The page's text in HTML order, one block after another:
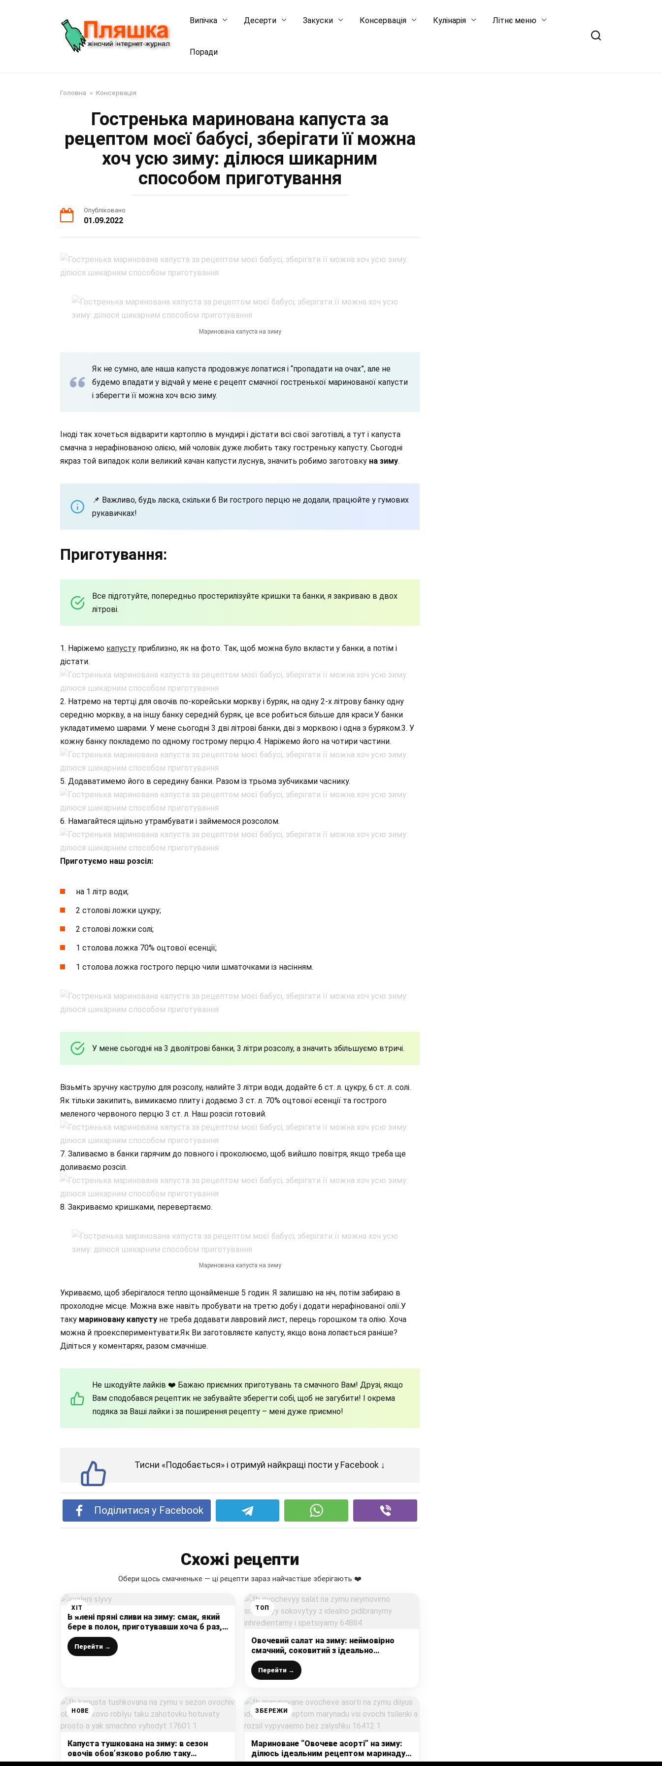
Випічка Десерти Закуски Консервація Кулінарія Літнє меню
Поради
Головна » Консервація
Гостренька маринована капуста за
рецептом моєї бабусі, зберігати її можна
хоч усю зиму: ділюся шикарним
способом приготування
Опубліковано
01.09.2022
Маринована капуста на зиму
Як не сумно, але наша капуста продовжує лопатися і “пропадати на очах”, але не
будемо впадати у відчай у мене є рецепт смачної гостренької маринованої капусти
і зберегти її можна хоч всю зиму.
Іноді так хочеться відварити картоплю в мундирі і дістати всі свої заготівлі, а тут і капуста
смачна з нерафінованою олією, мій чоловік дуже любить таку гостреньку капусту. Сьогодні
якраз той випадок коли великий качан капусти луснув, значить робимо заготовку на зиму.
📌 Важливо, будь ласка, скільки б Ви гострого перцю не додали, працюйте у гумових
рукавичках!
Приготування:
Все підготуйте, попередньо простерилізуйте кришки та банки, я закриваю в двох
літрові.
1. Наріжемо капусту приблизно, як на фото. Так, щоб можна було вкласти у банки, а потім і
дістати.
2. Натремо на тертці для овочів по-корейськи моркву і буряк, на одну 2-х літрову банку одну
середню моркву, а на іншу банку середній буряк, це все робиться більше для краси.У банки
укладатимемо шарами. У мене сьогодні 3 дві літрові банки, дві з морквою і одна з буряком.3. У
кожну банку покладемо по одному гострому перцю.4. Наріжемо його на чотири частини.
5. Додаватимемо його в середину банки. Разом із трьома зубчиками часнику.
6. Намагайтеся щільно утрамбувати і займемося розсолом.
Приготуємо наш розсіл:
на 1 літр води;
2 столові ложки цукру;
2 столові ложки солі;
1 столова ложка 70% оцтової есенції;
1 столова ложка гострого перцю чили шматочками із насінням.
У мене сьогодні на 3 дволітрові банки, 3 літри розсолу, а значить збільшуємо втричі.
Візьміть зручну каструлю для розсолу, налийте 3 літри води, додайте 6 ст. л. цукру, 6 ст. л. солі.
Як тільки закипить, вимикаємо плиту і додаємо 3 ст. л. 70% оцтової есенції та гострого
меленого червоного перцю 3 ст. л. Наш розсіл готовий.
7. Заливаємо в банки гарячим до повного і проколюємо, щоб вийшло повітря, якщо треба ще
доливаємо розсіл.
8. Закриваємо кришками, перевертаємо.
Маринована капуста на зиму
Укриваємо, щоб зберігалося тепло щонайменше 5 годин. Я залишаю на ніч, потім забираю в
прохолодне місце. Можна вже навіть пробувати на третю добу і додати нерафінованої олії.У
таку мариновану капусту не треба додавати лавровий лист, перець горошком та олію. Хоча
можна й проекспериментувати.Як Ви заготовляєте капусту, якщо вона лопається раніше?
Діліться у коментарях, разом смачніше.
Не шкодуйте лайків ❤️ Бажаю приємних приготувань та смачного Вам! Друзі, якщо
Вам сподобався рецептик не забувайте зберегти собі, щоб не загубити! І окрема
подяка за Ваші лайки і за поширення рецепту – мені дуже приємно!
Тисни «Подобається» і отримуй найкращі пости у Facebook ↓
Поділитися у Facebook
Схожі рецепти
Обери щось смачненьке — ці рецепти зараз найчастіше зберігають ❤️
ХІТ
В’ялені пряні сливи на зиму: смак, який
бере в полон, приготувавши хоча б раз,
так готуватимете щороку
Перейти →
ТОП
Овочевий салат на зиму: неймовірно
смачний, соковитий з ідеально
підібраними інгредієнтами і спеціями
Перейти →
НОВЕ
Капуста тушкована на зиму: в сезон
овочів обов’язково роблю таку
заготовку, готувати просто, а як
ЗБЕРЕЖИ
Мариноване “Овочеве асорті” на зиму:
ділюсь ідеальним рецептом маринаду,
всі овочі ціленькі, а розсіл випиваємо